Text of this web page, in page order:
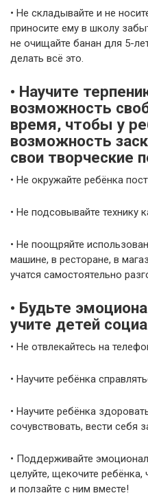
• Не складывайте и не
приносите ему в школу
не очищайте банан для 5-
делать всё это.
• Научите
возможность
время, чтобы у
возможность
свои творческие
• Не окружайте ребёнка
• Не подсовывайте технику
• Не поощряйте
машине, в ресторане, в
учатся самостоятельно
• Будьте
учите детей
• Не отвлекайтесь на
• Научите ребёнка
• Научите ребёнка
сочувствовать, вести себя
• Поддерживайте
целуйте, щекочите ребёнка,
и ползайте с ним вместе!